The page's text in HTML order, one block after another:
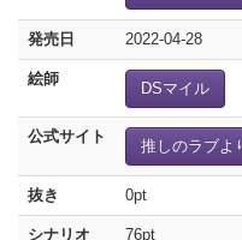
発売日 2022-04-28
絵師
DSマイル
公式サイト
推しのラブよ
抜き 0pt
シナリオ 76pt